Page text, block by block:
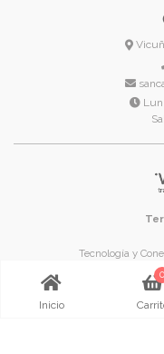
Tecnología y
Temuco -
Inicio
0